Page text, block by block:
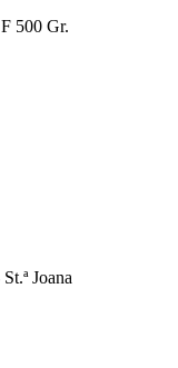
Joana